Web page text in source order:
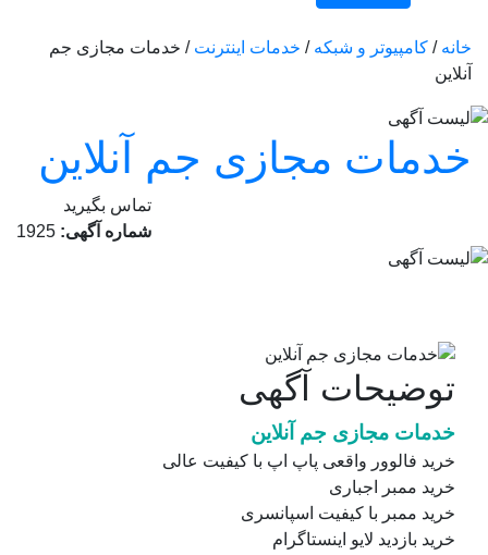
خانه / کامپیوتر و شبکه / خدمات اینترنت / خدمات مجازی جم
آنلاین
خدمات مجازی جم آنلاین
تماس بگیرید
شماره آگهی: 1925
توضیحات آگهی
خدمات مجازی جم آنلاین
خرید فالوور واقعی پاپ اپ با کیفیت عالی
خرید ممبر اجباری
خرید ممبر با کیفیت اسپانسری
خرید بازدید لایو اینستاگرام